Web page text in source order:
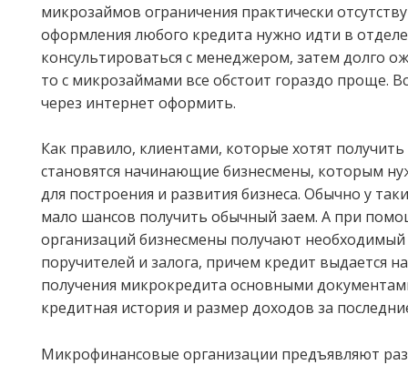
микрозаймов ограничения практически
оформления любого кредита нужно идти в
консультироваться с менеджером, затем долго
то с микрозаймами все обстоит гораздо проще.
через интернет оформить.
Как правило, клиентами, которые хотят
становятся начинающие бизнесмены, которым
для построения и развития бизнеса. Обычно у
мало шансов получить обычный заем. А при
организаций бизнесмены получают необходимый
поручителей и залога, причем кредит выдается
получения микрокредита основными
кредитная история и размер доходов за
Микрофинансовые организации предъявляют